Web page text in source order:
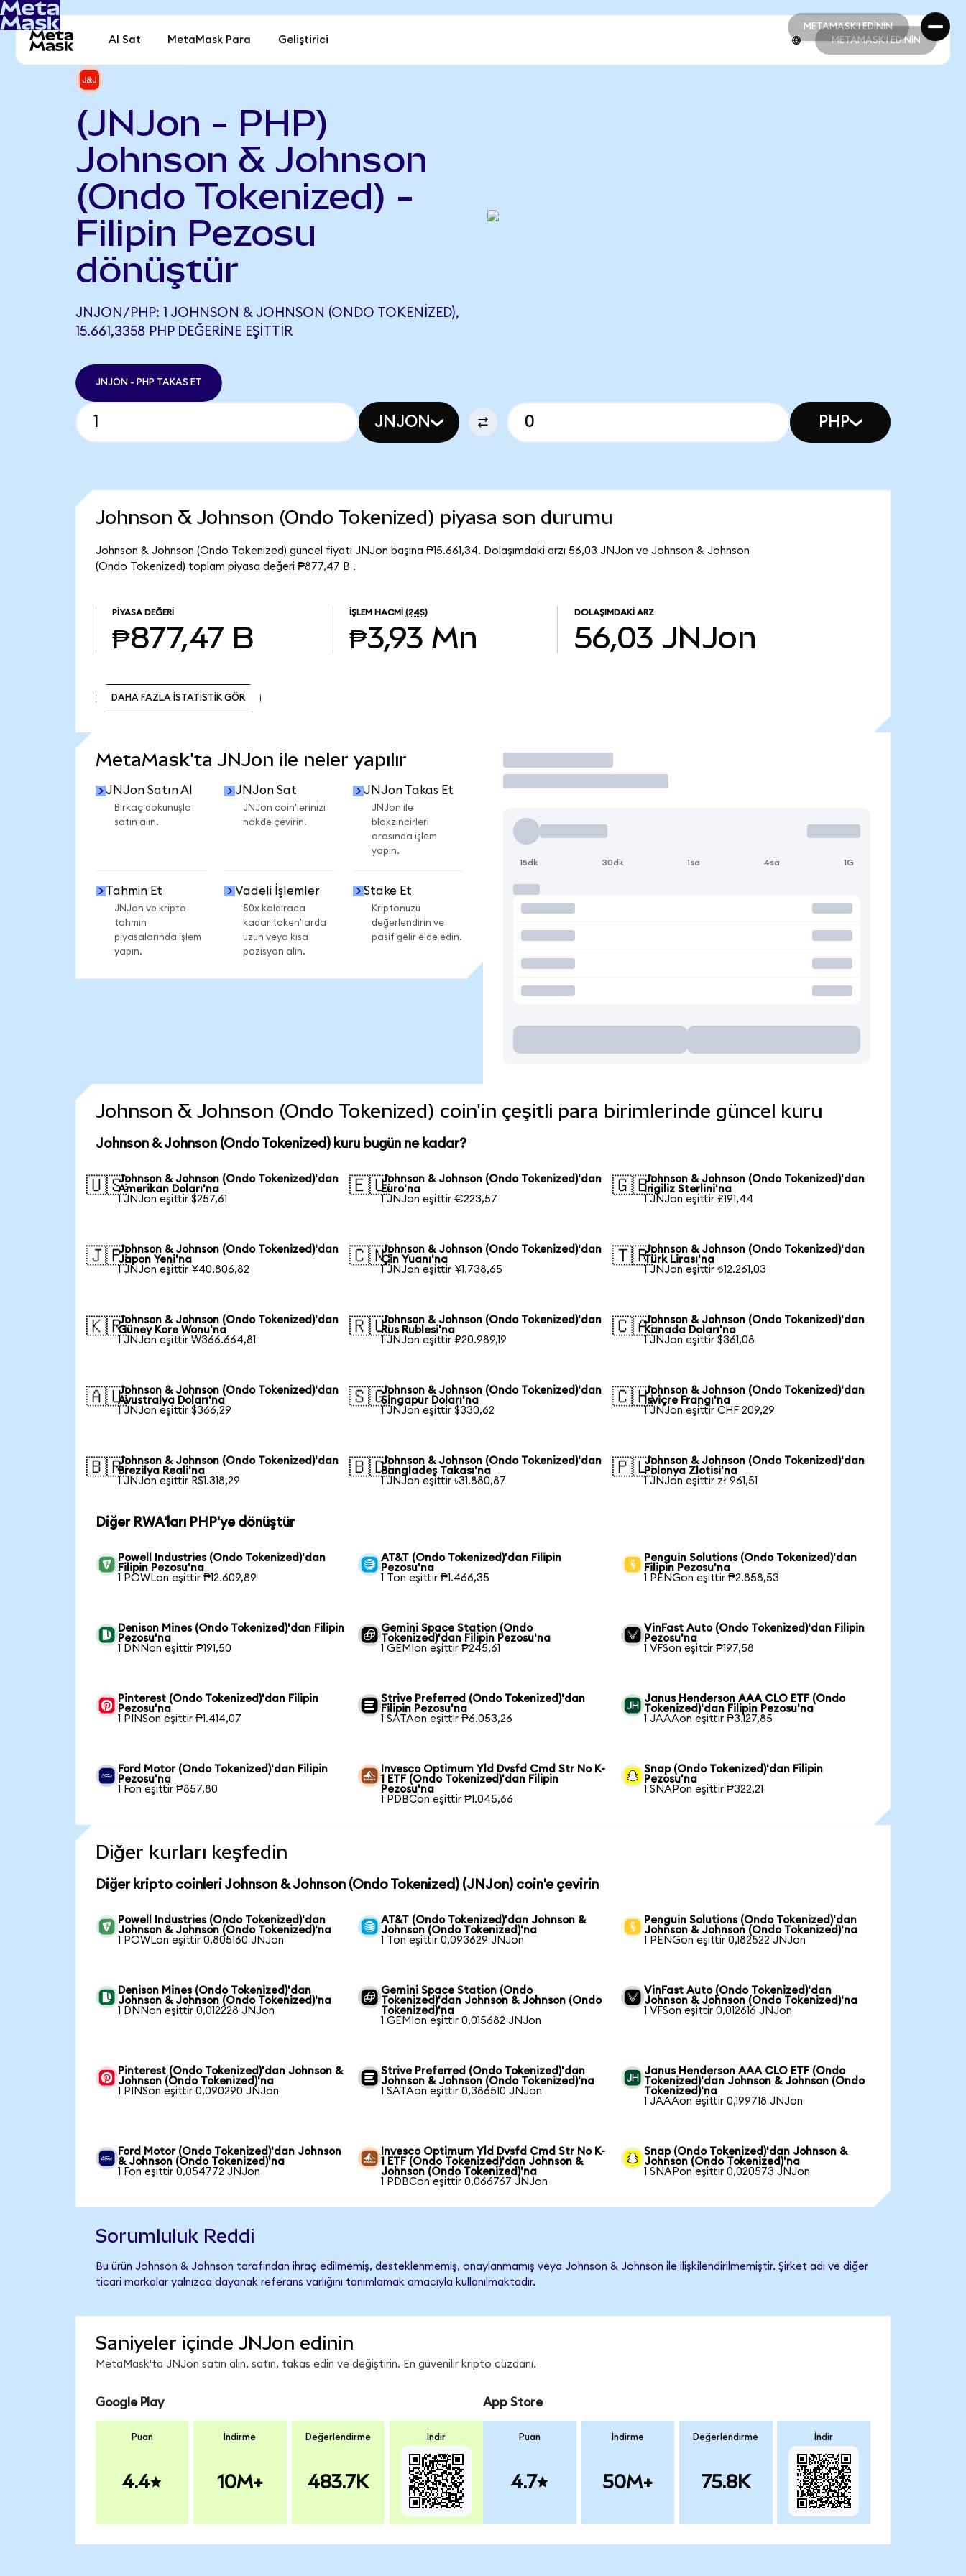
METAMASK'I EDİNİN
METAMASK'I EDİNİN
Al Sat MetaMask Para Geliştirici METAMASK'I EDİNİN
(JNJon - PHP)
Johnson & Johnson
(Ondo Tokenized) -
Filipin Pezosu
dönüştür
JNJON/PHP: 1 JOHNSON & JOHNSON (ONDO TOKENIZED),
15.661,3358 PHP DEĞERINE EŞITTIR
JNJON - PHP TAKAS ET
JNJON PHP
Johnson & Johnson (Ondo Tokenized) piyasa son durumu
Johnson & Johnson (Ondo Tokenized) güncel fiyatı JNJon başına ₱15.661,34. Dolaşımdaki arzı 56,03 JNJon ve Johnson & Johnson
(Ondo Tokenized) toplam piyasa değeri ₱877,47 B .
PIYASA DEĞERI
₱877,47 B
İŞLEM HACMI (24S)
₱3,93 Mn
DOLAŞIMDAKI ARZ
56,03 JNJon
DAHA FAZLA İSTATİSTİK GÖR
MetaMask'ta JNJon ile neler yapılır
JNJon Satın Al
Birkaç dokunuşla
satın alın.
JNJon Sat
JNJon coin'lerinizi
nakde çevirin.
JNJon Takas Et
JNJon ile
blokzincirleri
arasında işlem
yapın.
Tahmin Et
JNJon ve kripto
tahmin
piyasalarında işlem
yapın.
Vadeli İşlemler
50x kaldıraca
kadar token'larda
uzun veya kısa
pozisyon alın.
Stake Et
Kriptonuzu
değerlendirin ve
pasif gelir elde edin.
İşlem Yap
15dk 30dk 1sa 4sa 1G
Johnson & Johnson (Ondo Tokenized) coin'in çeşitli para birimlerinde güncel kuru
Johnson & Johnson (Ondo Tokenized) kuru bugün ne kadar?
🇺🇸Johnson & Johnson (Ondo Tokenized)'dan
Amerikan Doları'na
1 JNJon eşittir $257,61
🇪🇺Johnson & Johnson (Ondo Tokenized)'dan
Euro'na
1 JNJon eşittir €223,57
🇬🇧Johnson & Johnson (Ondo Tokenized)'dan
İngiliz Sterlini'na
1 JNJon eşittir £191,44
🇯🇵Johnson & Johnson (Ondo Tokenized)'dan
Japon Yeni'na
1 JNJon eşittir ¥40.806,82
🇨🇳Johnson & Johnson (Ondo Tokenized)'dan
Çin Yuanı'na
1 JNJon eşittir ¥1.738,65
🇹🇷Johnson & Johnson (Ondo Tokenized)'dan
Türk Lirası'na
1 JNJon eşittir ₺12.261,03
🇰🇷Johnson & Johnson (Ondo Tokenized)'dan
Güney Kore Wonu'na
1 JNJon eşittir ₩366.664,81
🇷🇺Johnson & Johnson (Ondo Tokenized)'dan
Rus Rublesi'na
1 JNJon eşittir ₽20.989,19
🇨🇦Johnson & Johnson (Ondo Tokenized)'dan
Kanada Doları'na
1 JNJon eşittir $361,08
🇦🇺Johnson & Johnson (Ondo Tokenized)'dan
Avustralya Doları'na
1 JNJon eşittir $366,29
🇸🇬Johnson & Johnson (Ondo Tokenized)'dan
Singapur Doları'na
1 JNJon eşittir $330,62
🇨🇭Johnson & Johnson (Ondo Tokenized)'dan
İsviçre Frangı'na
1 JNJon eşittir CHF 209,29
🇧🇷Johnson & Johnson (Ondo Tokenized)'dan
Brezilya Reali'na
1 JNJon eşittir R$1.318,29
🇧🇩Johnson & Johnson (Ondo Tokenized)'dan
Bangladeş Takası'na
1 JNJon eşittir ৳31.880,87
🇵🇱Johnson & Johnson (Ondo Tokenized)'dan
Polonya Zlotisi'na
1 JNJon eşittir zł 961,51
Diğer RWA'ları PHP'ye dönüştür
Powell Industries (Ondo Tokenized)'dan
Filipin Pezosu'na
1 POWLon eşittir ₱12.609,89
AT&T (Ondo Tokenized)'dan Filipin
Pezosu'na
1 Ton eşittir ₱1.466,35
Penguin Solutions (Ondo Tokenized)'dan
Filipin Pezosu'na
1 PENGon eşittir ₱2.858,53
Denison Mines (Ondo Tokenized)'dan Filipin
Pezosu'na
1 DNNon eşittir ₱191,50
Gemini Space Station (Ondo
Tokenized)'dan Filipin Pezosu'na
1 GEMIon eşittir ₱245,61
VinFast Auto (Ondo Tokenized)'dan Filipin
Pezosu'na
1 VFSon eşittir ₱197,58
Pinterest (Ondo Tokenized)'dan Filipin
Pezosu'na
1 PINSon eşittir ₱1.414,07
Strive Preferred (Ondo Tokenized)'dan
Filipin Pezosu'na
1 SATAon eşittir ₱6.053,26
Janus Henderson AAA CLO ETF (Ondo
Tokenized)'dan Filipin Pezosu'na
1 JAAAon eşittir ₱3.127,85
Ford Motor (Ondo Tokenized)'dan Filipin
Pezosu'na
1 Fon eşittir ₱857,80
Invesco Optimum Yld Dvsfd Cmd Str No K-
1 ETF (Ondo Tokenized)'dan Filipin
Pezosu'na
1 PDBCon eşittir ₱1.045,66
Snap (Ondo Tokenized)'dan Filipin
Pezosu'na
1 SNAPon eşittir ₱322,21
Diğer kurları keşfedin
Diğer kripto coinleri Johnson & Johnson (Ondo Tokenized) (JNJon) coin'e çevirin
Powell Industries (Ondo Tokenized)'dan
Johnson & Johnson (Ondo Tokenized)'na
1 POWLon eşittir 0,805160 JNJon
AT&T (Ondo Tokenized)'dan Johnson &
Johnson (Ondo Tokenized)'na
1 Ton eşittir 0,093629 JNJon
Penguin Solutions (Ondo Tokenized)'dan
Johnson & Johnson (Ondo Tokenized)'na
1 PENGon eşittir 0,182522 JNJon
Denison Mines (Ondo Tokenized)'dan
Johnson & Johnson (Ondo Tokenized)'na
1 DNNon eşittir 0,012228 JNJon
Gemini Space Station (Ondo
Tokenized)'dan Johnson & Johnson (Ondo
Tokenized)'na
1 GEMIon eşittir 0,015682 JNJon
VinFast Auto (Ondo Tokenized)'dan
Johnson & Johnson (Ondo Tokenized)'na
1 VFSon eşittir 0,012616 JNJon
Pinterest (Ondo Tokenized)'dan Johnson &
Johnson (Ondo Tokenized)'na
1 PINSon eşittir 0,090290 JNJon
Strive Preferred (Ondo Tokenized)'dan
Johnson & Johnson (Ondo Tokenized)'na
1 SATAon eşittir 0,386510 JNJon
Janus Henderson AAA CLO ETF (Ondo
Tokenized)'dan Johnson & Johnson (Ondo
Tokenized)'na
1 JAAAon eşittir 0,199718 JNJon
Ford Motor (Ondo Tokenized)'dan Johnson
& Johnson (Ondo Tokenized)'na
1 Fon eşittir 0,054772 JNJon
Invesco Optimum Yld Dvsfd Cmd Str No K-
1 ETF (Ondo Tokenized)'dan Johnson &
Johnson (Ondo Tokenized)'na
1 PDBCon eşittir 0,066767 JNJon
Snap (Ondo Tokenized)'dan Johnson &
Johnson (Ondo Tokenized)'na
1 SNAPon eşittir 0,020573 JNJon
Sorumluluk Reddi
Bu ürün Johnson & Johnson tarafından ihraç edilmemiş, desteklenmemiş, onaylanmamış veya Johnson & Johnson ile ilişkilendirilmemiştir. Şirket adı ve diğer
ticari markalar yalnızca dayanak referans varlığını tanımlamak amacıyla kullanılmaktadır.
Saniyeler içinde JNJon edinin
MetaMask'ta JNJon satın alın, satın, takas edin ve değiştirin. En güvenilir kripto cüzdanı.
Google Play
Puan
4.4
İndirme
10M+
Değerlendirme
483.7K
İndir
App Store
Puan
4.7
İndirme
50M+
Değerlendirme
75.8K
İndir